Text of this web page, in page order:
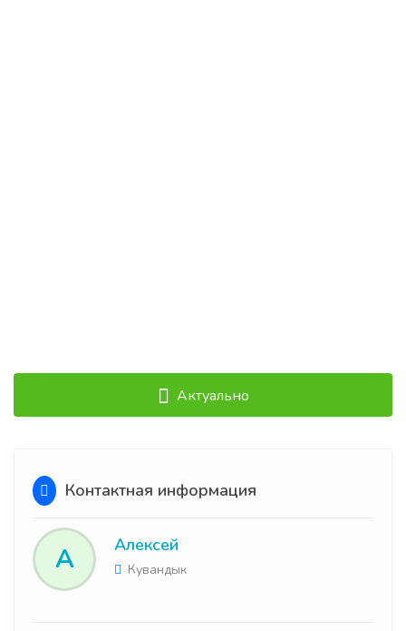
Актуально
Контактная информация
А Алексей
Кувандык